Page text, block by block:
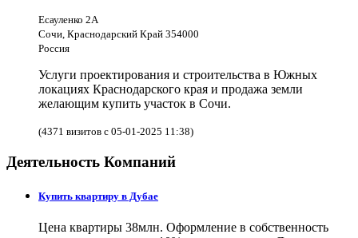
Есауленко 2А
Сочи, Краснодарский Край 354000
Россия
Услуги проектирования и строительства в Южных
локациях Краснодарского края и продажа земли
желающим купить участок в Сочи.
(4371 визитов с 05-01-2025 11:38)
Деятельность Компаний
Купить квартиру в Дубае
Цена квартиры 38млн. Оформление в собственность